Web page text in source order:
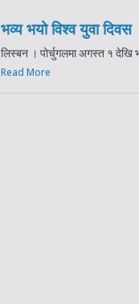
भव्य भयो विश्व युवा दिवस
लिस्बन । पोर्चुगलमा अगस्त १ देखि
Read More